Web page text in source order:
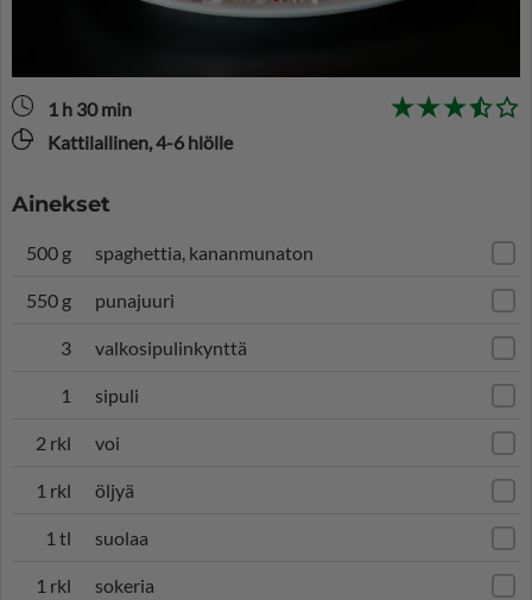
1 h 30 min
Kattilallinen, 4-6 hlölle
Ainekset
500 g spaghettia, kananmunaton
550 g punajuuri
3 valkosipulinkynttä
1 sipuli
2 rkl voi
1 rkl öljyä
1 tl suolaa
1 rkl sokeria